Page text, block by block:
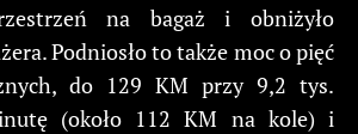
na bagaż i obniżyło
Podniosło to także moc o pięć
do 129 KM przy 9,2 tys.
(około 112 KM na kole) i